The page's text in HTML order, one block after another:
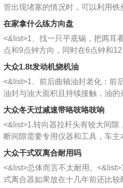
管出现堵塞的情况时，可以利用铁
者是细棍，直接将杂物给取出来，
堵塞情况比较严重，也可以采取应
施。 <&list>2、直接利用木棍将所
杂物推到排气管里面的位置处，然
三元催化器拆解开，就可以将堵塞
西取出来。但如果是因为积碳过多
的堵塞，就需要将三元催化器泡在
洗剂对堵塞的情况得到解决，将清
放在燃油箱中，与燃油混合后，车
动时，就可以和汽油一起进入到燃
室，最后形成废气排出，就可以让
催化器得到清洗，排气管堵塞的情
能够得到解决。
在家拿什么练方向盘
<&list>1、找一只平底锅，把两耳
点和9点钟方向，同时在6点钟和
方向做一个标记。 <&list>2、双手
一圈半的练习，往右同样也要打相
圈数。 <&list>3、最后强调要反复
习，这样就可以形成肌肉记忆，在
驾驶车辆时，不需要记忆也能打好
向。
大众1.8t发动机烧机油
<&list>1、前后曲轴油封老化：前
油封与油大面积且持续接触，油的
和发动机内持续温度变化使其密封
逐渐减弱，导致渗油或漏油。
活塞间隙过大：积碳会使活塞环与
的间隙扩大，导致机油流入燃烧室
造成烧机油。<&list>3、机油粘度。
机油粘度过小的话，同样会有烧机
象，机油粘度过小具有很好的流动
大众冬天过减速带咯吱咯吱响
<&list>1.转向器拉杆头有较大间隙
断间隙需要专用仪器和工具，车主
无法制作，需要将车辆送到修理厂
店；<&list>2.车辆半轴套管防尘罩破
裂，破裂后会出现漏油现象，使半
损严重，磨损的半轴容易损坏，产
大众干式双离合耐用吗
<&list>总体而言不太耐用。
式离合器如果放在十几年前还比较